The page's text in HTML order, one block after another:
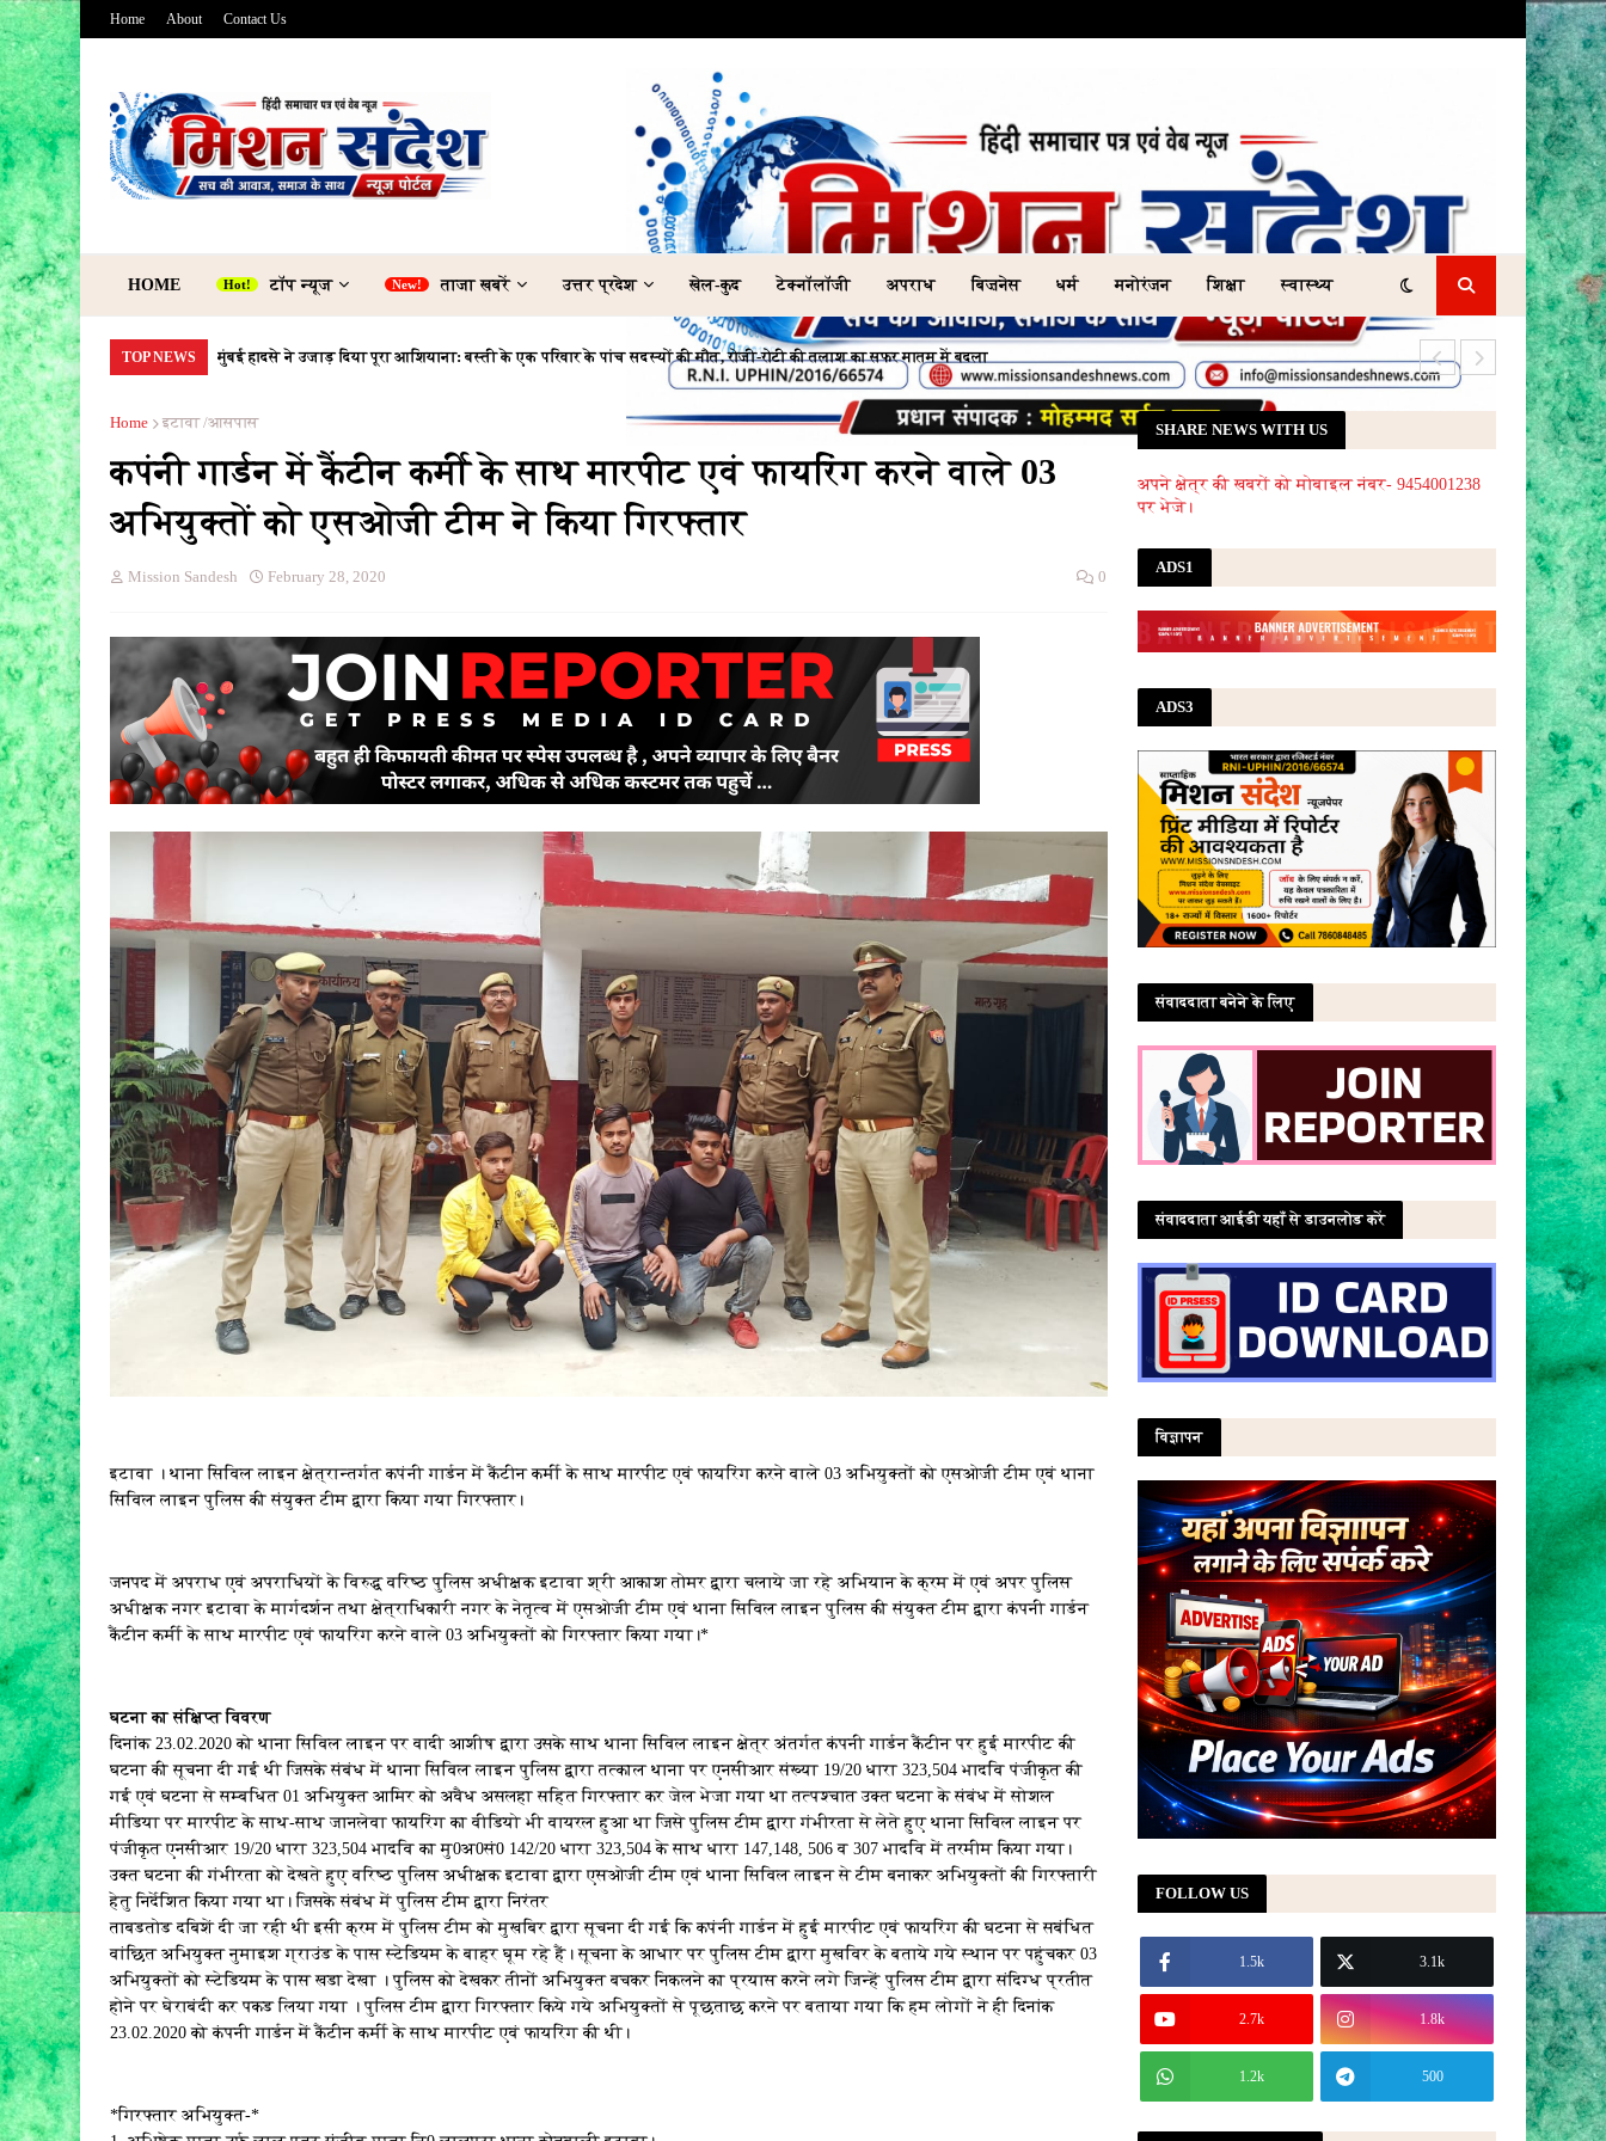
Home About Contact Us
HOME टॉप न्यूज ताजा खबरें उत्तर प्रदेश खेल-कुद टेक्नॉलॉजी अपराध बिज़नेस धर्म मनोरंजन शिक्षा स्वास्थ्य
TOP NEWS मुंबई हादसे ने उजाड़ दिया पूरा आशियाना: बस्ती के एक परिवार के पांच सदस्यों की मौत, रोजी-रोटी की तलाश का सफर मातम में बदला किराए के मकान
Home इटावा /आसपास
कपंनी गार्डन में कैंटीन कर्मी के साथ मारपीट एवं फायरिंग करने वाले 03
अभियुक्तों को एसओजी टीम ने किया गिरफ्तार
Mission Sandesh February 28, 2020 0
इटावा । थाना सिविल लाइन क्षेत्रान्तर्गत कपंनी गार्डन में कैंटीन कर्मी के साथ मारपीट एवं फायरिंग करने वाले 03 अभियुक्तों को एसओजी टीम एवं थाना
सिविल लाइन पुलिस की संयुक्त टीम द्वारा किया गया गिरफ्तार।
जनपद में अपराध एवं अपराधियों के विरुद्ध वरिष्ठ पुलिस अधीक्षक इटावा श्री आकाश तोमर द्वारा चलाये जा रहे अभियान के क्रम में एवं अपर पुलिस
अधीक्षक नगर इटावा के मार्गदर्शन तथा क्षेत्राधिकारी नगर के नेतृत्व में एसओजी टीम एवं थाना सिविल लाइन पुलिस की संयुक्त टीम द्वारा कंपनी गार्डन
कैंटीन कर्मी के साथ मारपीट एवं फायरिंग करने वाले 03 अभियुक्तों को गिरफ्तार किया गया।*
घटना का संक्षिप्त विवरण
दिनांक 23.02.2020 को थाना सिविल लाइन पर वादी आशीष द्वारा उसके साथ थाना सिविल लाइन क्षेत्र अंतर्गत कंपनी गार्डन कैंटीन पर हुई मारपीट की
घटना की सूचना दी गई थी जिसके संबंध में थाना सिविल लाइन पुलिस द्वारा तत्काल थाना पर एनसीआर संख्या 19/20 धारा 323,504 भादवि पंजीकृत की
गई एवं घटना से सम्बधित 01 अभियुक्त आमिर को अवैध असलहा सहित गिरफ्तार कर जेल भेजा गया था तत्पश्चात उक्त घटना के संबंध में सोशल
मीडिया पर मारपीट के साथ-साथ जानलेवा फायरिंग का वीडियो भी वायरल हुआ था जिसे पुलिस टीम द्वारा गंभीरता से लेते हुए थाना सिविल लाइन पर
पंजीकृत एनसीआर 19/20 धारा 323,504 भादवि का मु0अ0सं0 142/20 धारा 323,504 के साथ धारा 147,148, 506 व 307 भादवि में तरमीम किया गया।
उक्त घटना की गंभीरता को देखते हुए वरिष्ठ पुलिस अधीक्षक इटावा द्वारा एसओजी टीम एवं थाना सिविल लाइन से टीम बनाकर अभियुक्तों की गिरफ्तारी
हेतु निर्देशित किया गया था। जिसके संबंध में पुलिस टीम द्वारा निरंतर
ताबडतोड दबिशें दी जा रही थी इसी क्रम में पुलिस टीम को मुखबिर द्वारा सूचना दी गई कि कपंनी गार्डन में हुई मारपीट एवं फायरिंग की घटना से सबंधित
वांछित अभियुक्त नुमाइश ग्राउंड के पास स्टेडियम के बाहर घूम रहे हैं। सूचना के आधार पर पुलिस टीम द्वारा मुखविर के बताये गये स्थान पर पहुंचकर 03
अभियुक्तों को स्टेडियम के पास खडा देखा । पुलिस को देखकर तीनों अभियुक्त बचकर निकलने का प्रयास करने लगे जिन्हें पुलिस टीम द्वारा संदिग्ध प्रतीत
होने पर घेराबंदी कर पकड लिया गया । पुलिस टीम द्वारा गिरफ्तार किये गये अभियुक्तों से पूछताछ करने पर बताया गया कि हम लोगों ने ही दिनांक
23.02.2020 को कंपनी गार्डन में कैंटीन कर्मी के साथ मारपीट एवं फायरिंग की थी।
*गिरफ्तार अभियुक्त-*
SHARE NEWS WITH US
अपने क्षेत्र की खबरों को मोबाइल नंबर- 9454001238
पर भेजे।
ADS1
ADS3
संवाददाता बनेने के लिए
संवाददाता आईडी यहाँ से डाउनलोड करें
विज्ञापन
FOLLOW US
1.5k 3.1k
2.7k 1.8k
1.2k 500